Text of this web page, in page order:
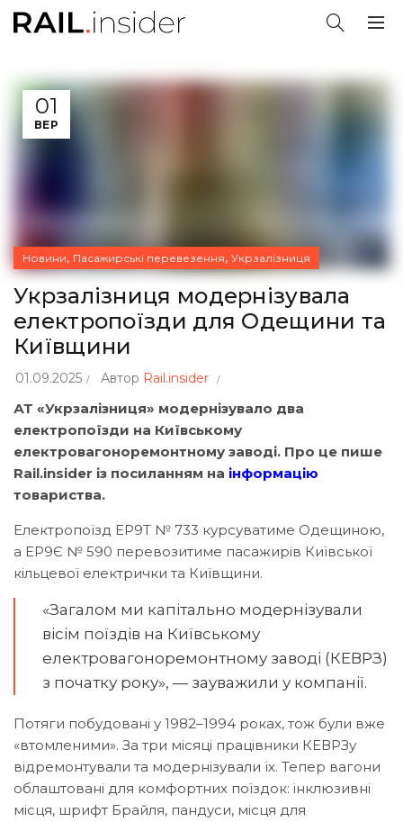
01
ВЕР
Новини, Пасажирські перевезення, Укрзалізниця
Укрзалізниця модернізувала
електропоїзди для Одещини та
Київщини
01.09.2025 Автор Rail.insider
АТ «Укрзалізниця» модернізувало два
електропоїзди на Київському
електровагоноремонтному заводі. Про це пише
Rail.insider із посиланням на інформацію
товариства.
Електропоїзд ЕР9Т № 733 курсуватиме Одещиною,
а ЕР9Є № 590 перевозитиме пасажирів Київської
кільцевої електрички та Київщини.
«Загалом ми капітально модернізували
вісім поїздів на Київському
електровагоноремонтному заводі (КЕВРЗ)
з початку року», — зауважили у компанії.
Потяги побудовані у 1982–1994 роках, тож були вже
«втомленими». За три місяці працівники КЕВРЗу
відремонтували та модернізували їх. Тепер вагони
облаштовані для комфортних поїздок: інклюзивні
місця, шрифт Брайля, пандуси, місця для